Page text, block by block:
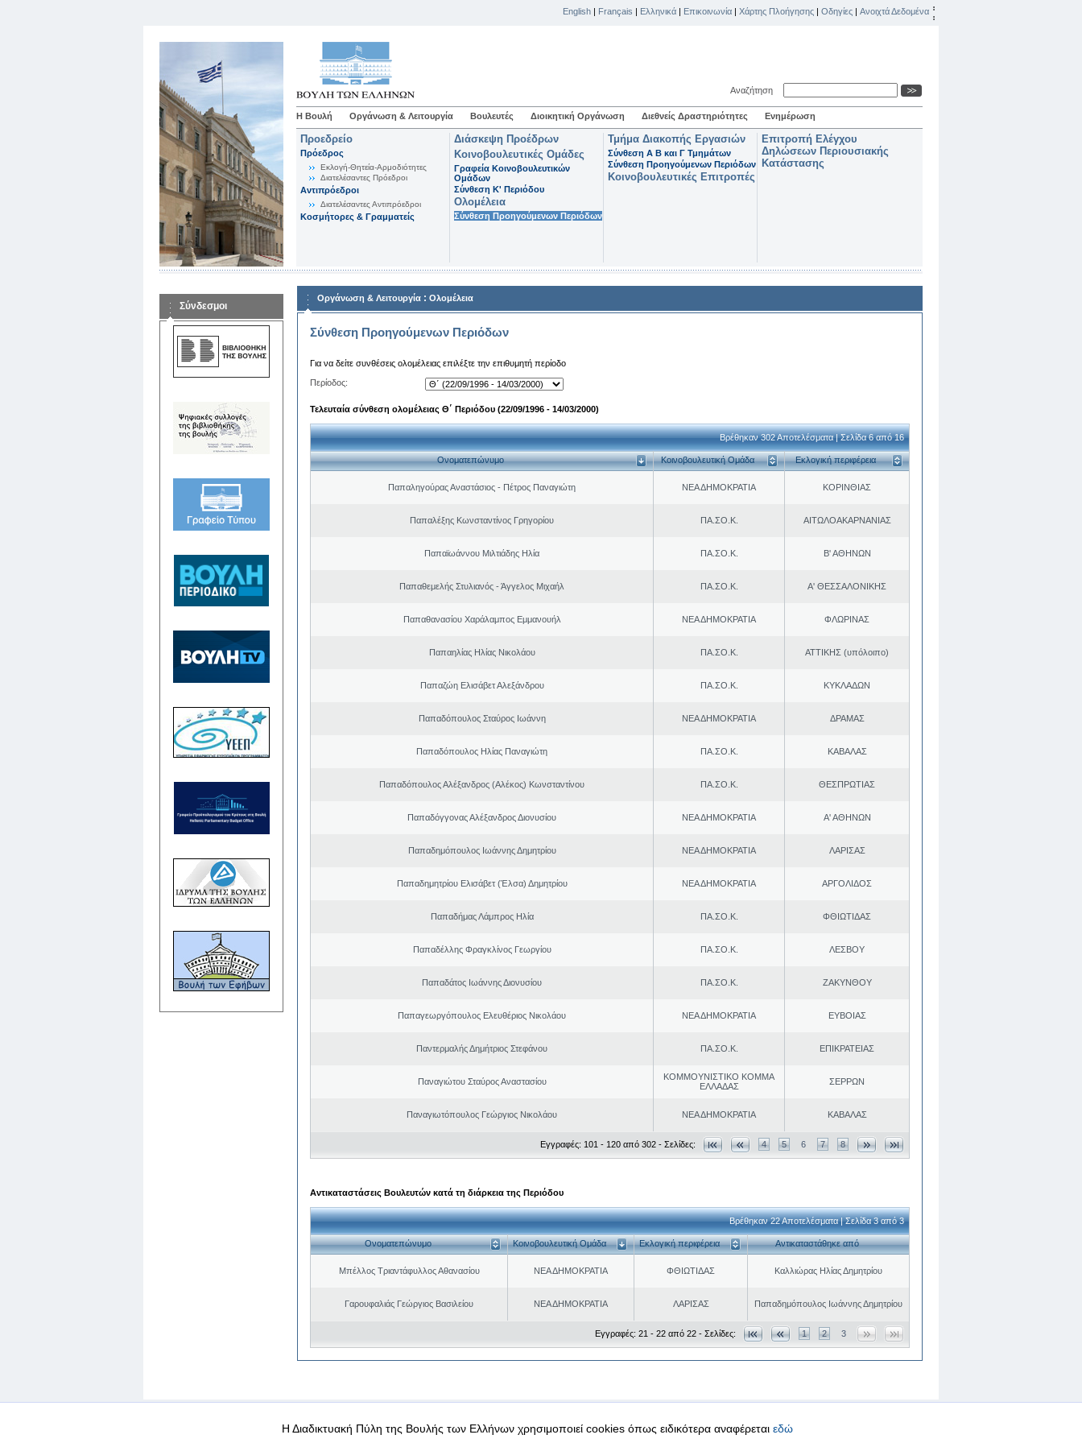
English | Français | Ελληνικά | Επικοινωνία | Χάρτης Πλοήγησης | Οδηγίες | Ανοιχτά Δεδομένα
Αναζήτηση
Η Βουλή Οργάνωση & Λειτουργία Βουλευτές Διοικητική Οργάνωση Διεθνείς Δραστηριότητες Ενημέρωση
Προεδρείο
Πρόεδρος
Εκλογή-Θητεία-Αρμοδιότητες
Διατελέσαντες Πρόεδροι
Αντιπρόεδροι
Διατελέσαντες Αντιπρόεδροι
Κοσμήτορες & Γραμματείς
Διάσκεψη Προέδρων
Κοινοβουλευτικές Ομάδες
Γραφεία Κοινοβουλευτικών
Ομάδων
Σύνθεση K' Περιόδου
Ολομέλεια
Σύνθεση Προηγούμενων Περιόδων
Τμήμα Διακοπής Εργασιών
Σύνθεση Α Β και Γ Τμημάτων
Σύνθεση Προηγούμενων Περιόδων
Κοινοβουλευτικές Επιτροπές
Επιτροπή Ελέγχου
Δηλώσεων Περιουσιακής
Κατάστασης
Σύνδεσμοι
Οργάνωση & Λειτουργία : Ολομέλεια
Σύνθεση Προηγούμενων Περιόδων
Για να δείτε συνθέσεις ολομέλειας επιλέξτε την επιθυμητή περίοδο
Περίοδος:
Τελευταία σύνθεση ολομέλειας Θ΄ Περιόδου (22/09/1996 - 14/03/2000)
Βρέθηκαν 302 Αποτελέσματα | Σελίδα 6 από 16
Ονοματεπώνυμο Κοινοβουλευτική Ομάδα Εκλογική περιφέρεια
Παπαληγούρας Αναστάσιος - Πέτρος Παναγιώτη ΝΕΑ ΔΗΜΟΚΡΑΤΙΑ ΚΟΡΙΝΘΙΑΣ
Παπαλέξης Κωνσταντίνος Γρηγορίου ΠΑ.ΣΟ.Κ. ΑΙΤΩΛΟΑΚΑΡΝΑΝΙΑΣ
Παπαϊωάννου Μιλτιάδης Ηλία ΠΑ.ΣΟ.Κ. Β' ΑΘΗΝΩΝ
Παπαθεμελής Στυλιανός - Άγγελος Μιχαήλ ΠΑ.ΣΟ.Κ. Α' ΘΕΣΣΑΛΟΝΙΚΗΣ
Παπαθανασίου Χαράλαμπος Εμμανουήλ ΝΕΑ ΔΗΜΟΚΡΑΤΙΑ ΦΛΩΡΙΝΑΣ
Παπαηλίας Ηλίας Νικολάου ΠΑ.ΣΟ.Κ. ΑΤΤΙΚΗΣ (υπόλοιπο)
Παπαζώη Ελισάβετ Αλεξάνδρου ΠΑ.ΣΟ.Κ. ΚΥΚΛΑΔΩΝ
Παπαδόπουλος Σταύρος Ιωάννη ΝΕΑ ΔΗΜΟΚΡΑΤΙΑ ΔΡΑΜΑΣ
Παπαδόπουλος Ηλίας Παναγιώτη ΠΑ.ΣΟ.Κ. ΚΑΒΑΛΑΣ
Παπαδόπουλος Αλέξανδρος (Αλέκος) Κωνσταντίνου ΠΑ.ΣΟ.Κ. ΘΕΣΠΡΩΤΙΑΣ
Παπαδόγγονας Αλέξανδρος Διονυσίου ΝΕΑ ΔΗΜΟΚΡΑΤΙΑ Α' ΑΘΗΝΩΝ
Παπαδημόπουλος Ιωάννης Δημητρίου ΝΕΑ ΔΗΜΟΚΡΑΤΙΑ ΛΑΡΙΣΑΣ
Παπαδημητρίου Ελισάβετ (Έλσα) Δημητρίου ΝΕΑ ΔΗΜΟΚΡΑΤΙΑ ΑΡΓΟΛΙΔΟΣ
Παπαδήμας Λάμπρος Ηλία ΠΑ.ΣΟ.Κ. ΦΘΙΩΤΙΔΑΣ
Παπαδέλλης Φραγκλίνος Γεωργίου ΠΑ.ΣΟ.Κ. ΛΕΣΒΟΥ
Παπαδάτος Ιωάννης Διονυσίου ΠΑ.ΣΟ.Κ. ΖΑΚΥΝΘΟΥ
Παπαγεωργόπουλος Ελευθέριος Νικολάου ΝΕΑ ΔΗΜΟΚΡΑΤΙΑ ΕΥΒΟΙΑΣ
Παντερμαλής Δημήτριος Στεφάνου ΠΑ.ΣΟ.Κ. ΕΠΙΚΡΑΤΕΙΑΣ
Παναγιώτου Σταύρος Αναστασίου
ΚΟΜΜΟΥΝΙΣΤΙΚΟ ΚΟΜΜΑ
ΕΛΛΑΔΑΣ
ΣΕΡΡΩΝ
Παναγιωτόπουλος Γεώργιος Νικολάου ΝΕΑ ΔΗΜΟΚΡΑΤΙΑ ΚΑΒΑΛΑΣ
Εγγραφές: 101 - 120 από 302 - Σελίδες: 4 5 6 7 8
Αντικαταστάσεις Βουλευτών κατά τη διάρκεια της Περιόδου
Βρέθηκαν 22 Αποτελέσματα | Σελίδα 3 από 3
Ονοματεπώνυμο Κοινοβουλευτική Ομάδα Εκλογική περιφέρεια Αντικαταστάθηκε από
Μπέλλος Τριαντάφυλλος Αθανασίου ΝΕΑ ΔΗΜΟΚΡΑΤΙΑ ΦΘΙΩΤΙΔΑΣ Καλλιώρας Ηλίας Δημητρίου
Γαρουφαλιάς Γεώργιος Βασιλείου ΝΕΑ ΔΗΜΟΚΡΑΤΙΑ ΛΑΡΙΣΑΣ Παπαδημόπουλος Ιωάννης Δημητρίου
Εγγραφές: 21 - 22 από 22 - Σελίδες: 1 2 3
Όροι χρήσης Προσωπικά δεδομένα Ασφάλεια & Πρόσβαση
Η Διαδικτυακή Πύλη της Βουλής των Ελλήνων χρησιμοποιεί cookies όπως ειδικότερα αναφέρεται εδώ